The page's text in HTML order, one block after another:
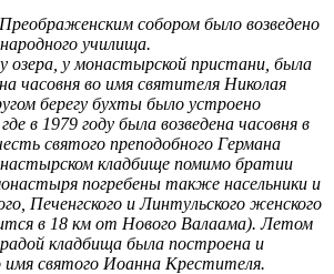
собором было возведено
училища.
озера, у монастырской пристани, была
часовня во имя святителя Николая
берегу бухты было устроено
в 1979 году была возведена часовня в
святого преподобного Германа
кладбище помимо братии
погребены также насельники и
Печенгского и Линтульского женского
в 18 км от Нового Валаама). Летом
кладбища была построена и
имя святого Иоанна Крестителя.